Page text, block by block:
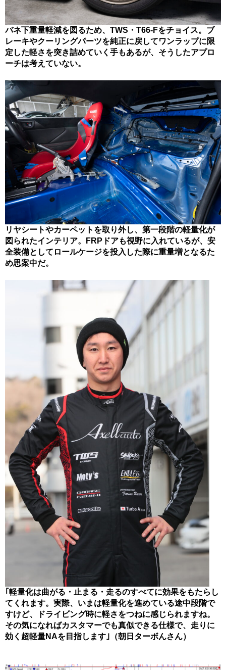
バネ下重量軽減を図るため、TWS・T66-Fをチョイス。ブ
レーキやクーリングパーツを純正に戻してワンラップに限
定した軽さを突き詰めていく手もあるが、そうしたアプロ
ーチは考えていない。
リヤシートやカーペットを取り外し、第一段階の軽量化が
図られたインテリア。FRPドアも視野に入れているが、安
全装備としてロールケージを投入した際に重量増となるた
め思案中だ。
｢軽量化は曲がる・止まる・走るのすべてに効果をもたらし
てくれます。実際、いまは軽量化を進めている途中段階で
すけど、ドライビング時に軽さをつねに感じられますね。
その気になればカスタマーでも真似できる仕様で、走りに
効く超軽量NAを目指します｣（朝日ターボんさん）